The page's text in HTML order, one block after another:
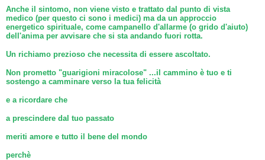
Anche il sintomo, non viene visto e trattato dal punto di vista
medico (per questo ci sono i medici) ma da un approccio
energetico spirituale, come campanello d'allarme (o grido d'aiuto)
dell'anima per avvisare che si sta andando fuori rotta.
Un richiamo prezioso che necessita di essere ascoltato.
Non prometto "guarigioni miracolose" ...il cammino è tuo e ti
sostengo a camminare verso la tua felicità
e a ricordare che
a prescindere dal tuo passato
meriti amore e tutto il bene del mondo
perchè